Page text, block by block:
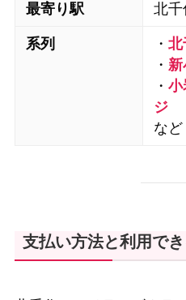
最寄り駅 北千
系列 ・北
・
・小
ジ
など
支払い方法と利用で